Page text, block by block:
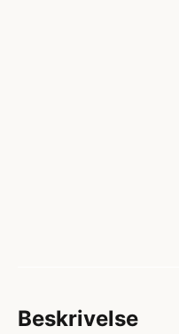
Beskrivelse